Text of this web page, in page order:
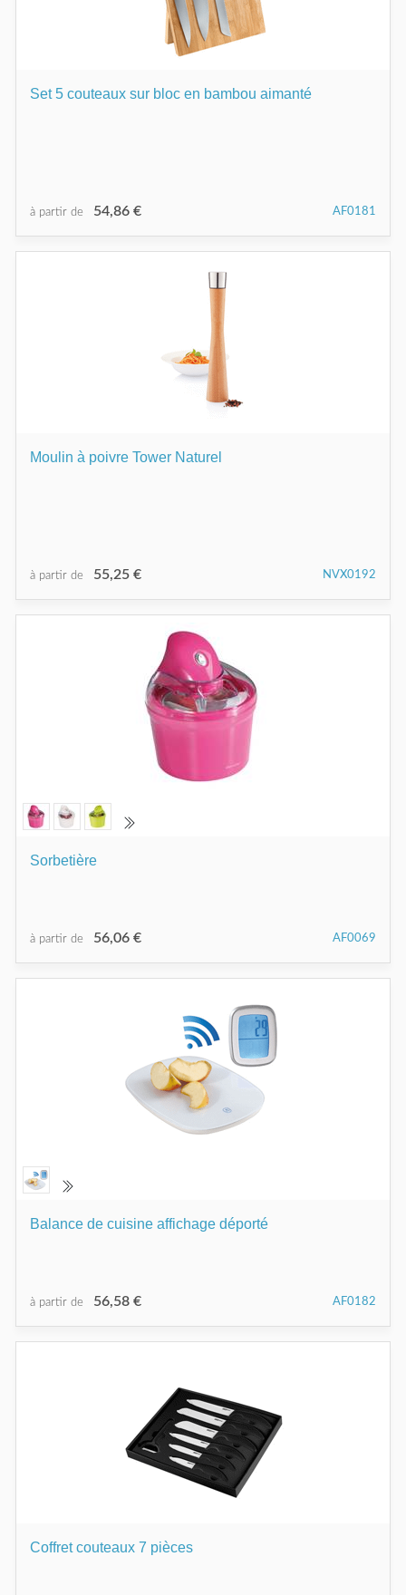
Set 5 couteaux sur bloc en bambou aimanté
à partir de 54,86 € AF0181
Moulin à poivre Tower Naturel
à partir de 55,25 € NVX0192
Sorbetière
à partir de 56,06 € AF0069
Balance de cuisine affichage déporté
à partir de 56,58 € AF0182
Coffret couteaux 7 pièces